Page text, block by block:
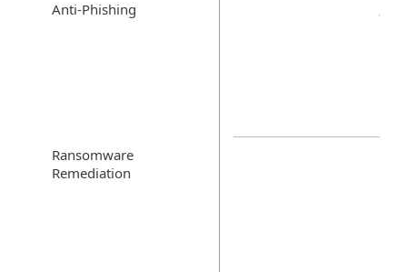
Anti-Phishing
Ransomware
Remediation